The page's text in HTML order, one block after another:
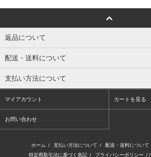
返品について
配送・送料について
支払い方法について
マイアカウント カートを見る
お問い合わせ
ホーム / 支払い方法について / 配送・送料について
特定商取引法に基づく表記 / プライバシーポリシー / /